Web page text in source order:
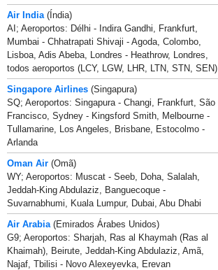
Air India (Índia)
AI; Aeroportos: Délhi - Indira Gandhi, Frankfurt,
Mumbai - Chhatrapati Shivaji - Agoda, Colombo,
Lisboa, Adis Abeba, Londres - Heathrow, Londres,
todos aeroportos (LCY, LGW, LHR, LTN, STN, SEN)
Singapore Airlines (Singapura)
SQ; Aeroportos: Singapura - Changi, Frankfurt, São
Francisco, Sydney - Kingsford Smith, Melbourne -
Tullamarine, Los Angeles, Brisbane, Estocolmo -
Arlanda
Oman Air (Omã)
WY; Aeroportos: Muscat - Seeb, Doha, Salalah,
Jeddah-King Abdulaziz, Banguecoque -
Suvarnabhumi, Kuala Lumpur, Dubai, Abu Dhabi
Air Arabia (Emirados Árabes Unidos)
G9; Aeroportos: Sharjah, Ras al Khaymah (Ras al
Khaimah), Beirute, Jeddah-King Abdulaziz, Amã,
Najaf, Tbilisi - Novo Alexeyevka, Erevan